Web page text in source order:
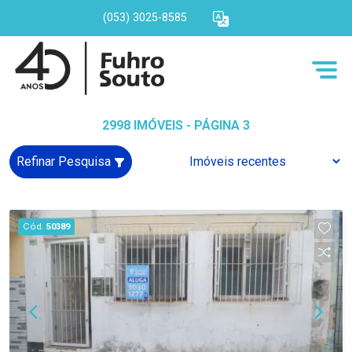
(053) 3025-8585
2998 IMÓVEIS - PÁGINA 3
Refinar Pesquisa
Cód. 50389